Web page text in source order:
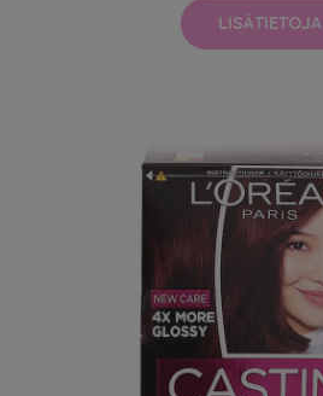
LISÄTIETOJA